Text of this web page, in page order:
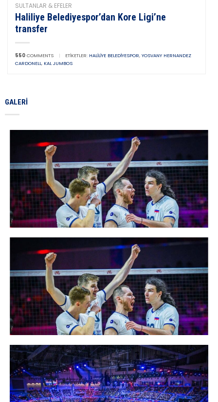
SULTANLAR & EFELER
Haliliye Belediyespor’dan Kore Ligi’ne
transfer
550 COMMENTS | ETIKETLER: HALILIYE BELEDIYESPOR, YOSVANY HERNANDEZ
CARDONELL, KAL JUMBOS
GALERI